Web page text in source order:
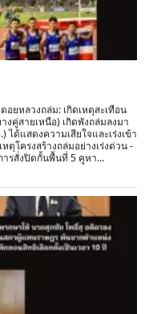
งคู่สายเหนือ) เกิดพังถล่มลงมา
ด้แสดงความเสียใจและเร่งเข้า
โครงสร้างถล่มอย่างเร่งด่วน -
ารสั่งปิดกั้นพื้นที่ 5 คูหา...